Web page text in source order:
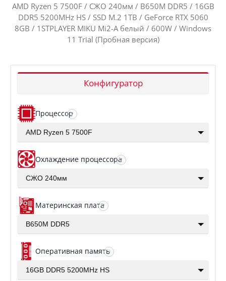
AMD Ryzen 5 7500F / СЖО 240мм / B650M DDR5 / 16GB
DDR5 5200MHz HS / SSD M.2 1TB / GeForce RTX 5060
8GB / 1STPLAYER MIKU Mi2-A белый / 600W / Windows
11 Trial (Пробная версия)
Конфигуратор
Процессор?
AMD Ryzen 5 7500F
Охлаждение процессора?
СЖО 240мм
Материнская плата?
B650M DDR5
Оперативная память?
16GB DDR5 5200MHz HS